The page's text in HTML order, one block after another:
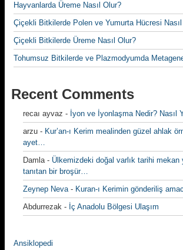
Hayvanlarda Üreme Nasıl Olur?
Çiçekli Bitkilerde Polen ve Yumurta Hücresi
Çiçekli Bitkilerde Üreme Nasıl Olur?
Tohumsuz Bitkilerde ve Plazmodyumda
Recent Comments
recaı ayvaz - İyon ve İyonlaşma Nedir? Nasıl
arzu - Kur’an-ı Kerim mealinden güzel ahlak
ayet…
Damla- Ülkemizdeki doğal varlık tarihi mekan
tanıtan bir broşür…
Zeynep Neva- Kuran-ı Kerimin gönderiliş
Abdurrezak - İç Anadolu Bölgesi Ulaşım
Ansiklopedi